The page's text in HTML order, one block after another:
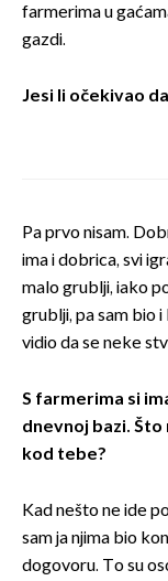
farmerima u
gazdi.
Jesi li očekivao
Pa prvo nisam.
ima i dobrica, svi
malo grublji, iako
grublji, pa sam bio
vidio da se neke
S farmerima si
dnevnoj bazi.
kod tebe?
Kad nešto ne ide
sam ja njima bio
dogovoru. To su